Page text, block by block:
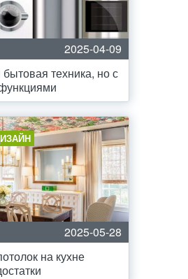
2025-04-09
техника, но с
2025-05-28
на кухне